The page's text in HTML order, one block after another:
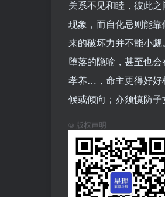
关系不见和睦，彼此
现象，而自化忌则能
来的破坏力并不能小
堕落的隐喻，甚至也
孝养…，命主更得好
候或倾向；亦须慎防子
© 版权声明